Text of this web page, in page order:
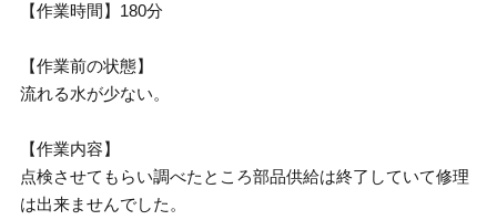
【作業時間】180分
【作業前の状態】
流れる水が少ない。
【作業内容】
点検させてもらい調べたところ部品供給は終了していて修理
は出来ませんでした。